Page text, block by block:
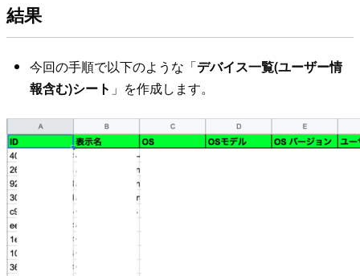
結果
今回の手順で以下のような「デバイス一覧(ユーザー情
報含む)シート 」を作成します。